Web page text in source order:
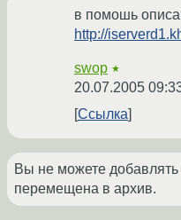
в помошь
http://
swop ★
20.07.2005
Ссылка
Вы не можете
перемещена в архив.